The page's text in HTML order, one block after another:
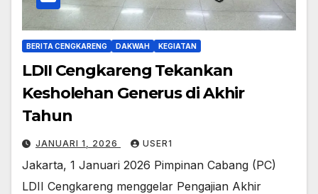
BERITA CENGKARENG DAKWAH KEGIATAN
LDII Cengkareng Tekankan
Kesholehan Generus di Akhir
Tahun
JANUARI 1, 2026 USER1
Jakarta, 1 Januari 2026 Pimpinan Cabang (PC)
LDII Cengkareng menggelar Pengajian Akhir